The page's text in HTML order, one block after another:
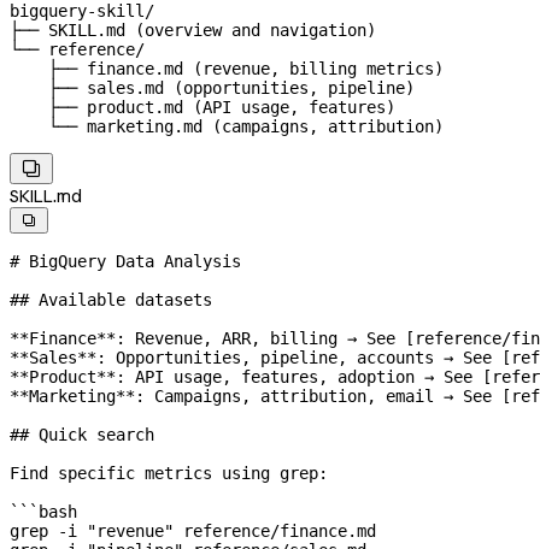
bigquery-skill/
├── SKILL.md (overview and navigation)
└── reference/
    ├── finance.md (revenue, billing metrics)
    ├── sales.md (opportunities, pipeline)
    ├── product.md (API usage, features)
    └── marketing.md (campaigns, attribution)

SKILL.md

# BigQuery Data Analysis
## Available datasets
**Finance**: Revenue, ARR, billing → See [ reference/
**Sales**: Opportunities, pipeline, accounts → See [
**Product**: API usage, features, adoption → See [
**Marketing**: Campaigns, attribution, email → See [
## Quick search
Find specific metrics using grep:
```bash
grep -i "revenue" reference/finance.md